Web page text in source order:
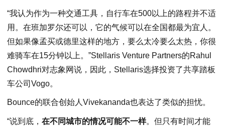
“我认为作为一种交通工具，自行车在500以上的路程并不适
用。在班加罗尔还可以，它的气候可以在全国都最为宜人。
但如果像孟买或德里这样的地方，要么太冷要么太热，你很
难骑车在15分钟以上。”Stellaris Venture Partners的Rahul
Chowdhri对志象网说，因此，Stellaris选择投资了共享踏板
车公司Vogo。
Bounce的联合创始人Vivekananda也表达了类似的担忧。
“说到底， 在不同城市的情况可能不一样。但只有时间才能